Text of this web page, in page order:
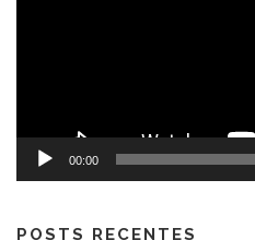
00:00
POSTS RECENTES